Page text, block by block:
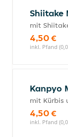
Shiitake
mit
4,50 €
inkl. Pfand
Kanpyo
mit Kürbis
4,50 €
inkl. Pfand